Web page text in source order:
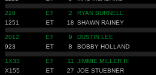
228 ET 2 RYAN BURNELL
1251
ET 18 SHAWN RAINEY
2012 ET 9 DUSTIN LEE
923
ET 8 BOBBY HOLLAND
1X33 ET 11 JIMMIE MILLER III
X155
ET 27 JOE STUEBNER